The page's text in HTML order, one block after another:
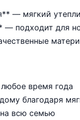
— мягкий
— подходит для
время года
благодаря
всю семью